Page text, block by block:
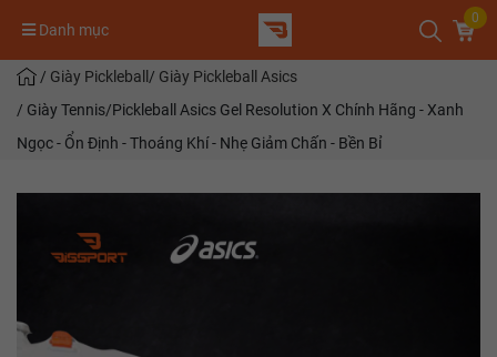
Danh mục
0
/ Giày Pickleball / Giày Pickleball Asics
/ Giày Tennis/Pickleball Asics Gel Resolution X Chính Hãng - Xanh
Ngọc - Ổn Định - Thoáng Khí - Nhẹ Giảm Chấn - Bền Bỉ